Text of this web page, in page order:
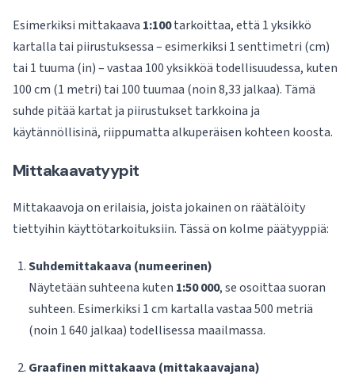
Esimerkiksi mittakaava 1:100tarkoittaa, että 1 yksikkö
kartalla tai piirustuksessa – esimerkiksi 1 senttimetri (cm)
tai 1 tuuma (in) – vastaa 100 yksikköä todellisuudessa, kuten
100 cm (1 metri) tai 100 tuumaa (noin 8,33 jalkaa). Tämä
suhde pitää kartat ja piirustukset tarkkoina ja
käytännöllisinä, riippumatta alkuperäisen kohteen koosta.
Mittakaavatyypit
Mittakaavoja on erilaisia, joista jokainen on räätälöity
tiettyihin käyttötarkoituksiin. Tässä on kolme päätyyppiä:
Suhdemittakaava (numeerinen)
Näytetään suhteena kuten 1:50 000, se osoittaa suoran
suhteen. Esimerkiksi 1 cm kartalla vastaa 500 metriä
(noin 1 640 jalkaa) todellisessa maailmassa.
Graafinen mittakaava (mittakaavajana)